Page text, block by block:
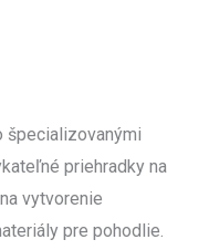
špecializovanými
priehradky na
vytvorenie
pre pohodlie.